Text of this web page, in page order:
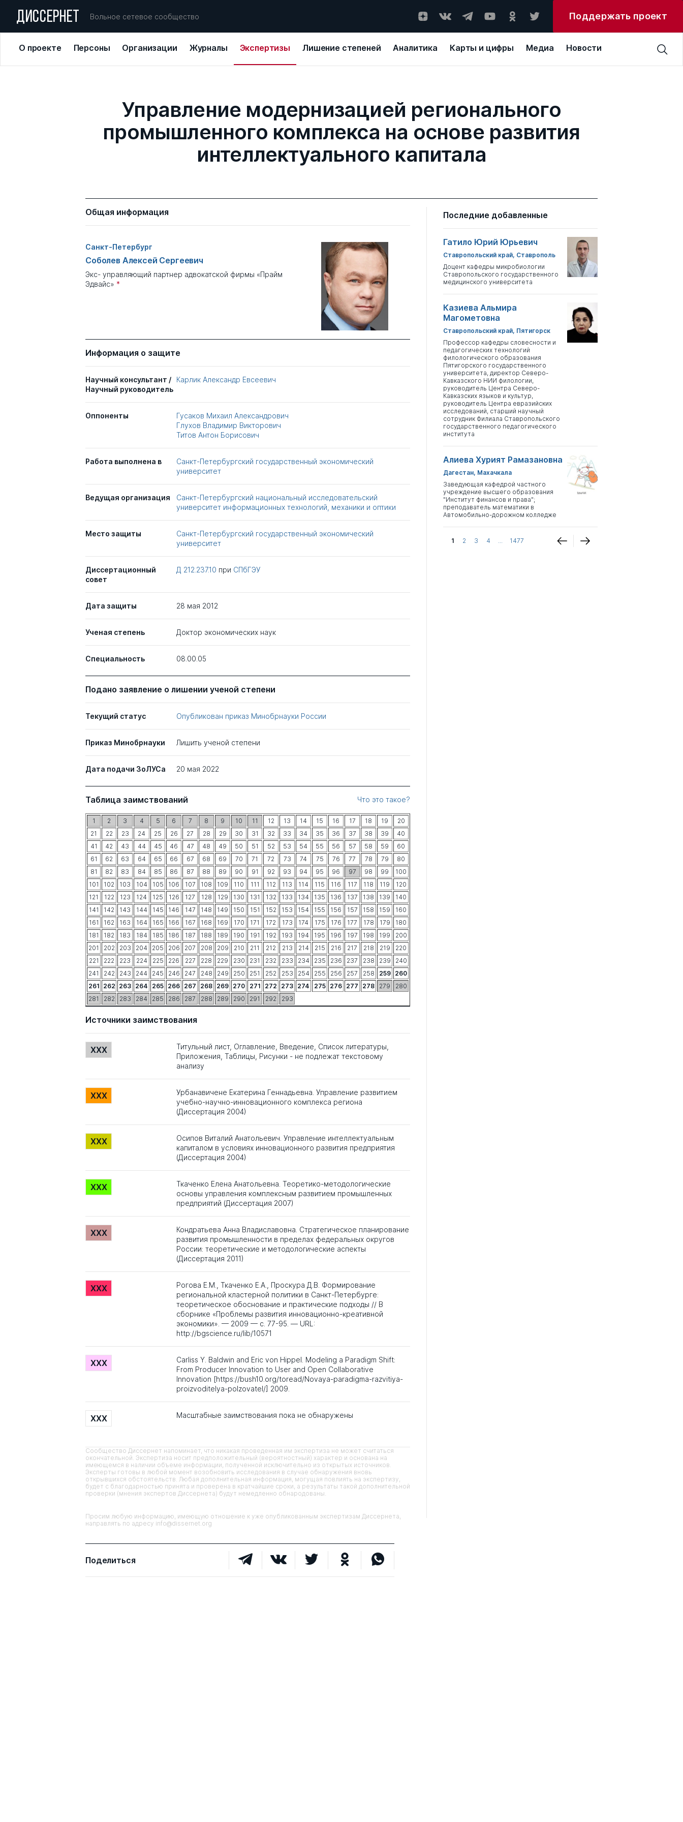
ДИССЕРНЕТ Вольное сетевое сообщество Поддержать проект
О проекте Персоны Организации Журналы Экспертизы Лишение степеней Аналитика Карты и цифры Медиа Новости
Управление модернизацией регионального
промышленного комплекса на основе развития
интеллектуального капитала
Общая информация
Санкт-Петербург
Соболев Алексей Сергеевич
Экс- управляющий партнер адвокатской фирмы «Прайм
Эдвайс» *
Информация о защите
Научный консультант /
Научный руководитель
Карлик Александр Евсеевич
Оппоненты
Гусаков Михаил Александрович
Глухов Владимир Викторович
Титов Антон Борисович
Работа выполнена в
Санкт-Петербургский государственный экономический
университет
Ведущая организация
Санкт-Петербургский национальный исследовательский
университет информационных технологий, механики и оптики
Место защиты
Санкт-Петербургский государственный экономический
университет
Диссертационный
совет
Д 212.237.10 при СПбГЭУ
Дата защиты 28 мая 2012
Ученая степень Доктор экономических наук
Специальность 08.00.05
Подано заявление о лишении ученой степени
Текущий статус Опубликован приказ Минобрнауки России
Приказ Минобрнауки Лишить ученой степени
Дата подачи ЗоЛУСа 20 мая 2022
Таблица заимствований Что это такое?
1 2 3 4 5 6 7 8 9 10 11 12 13 14 15 16 17 18 19
20
21
22 23 24 25 26 27 28 29 30 31 32 33 34 35 36 37 38 39
40
41
42 43 44 45 46 47 48 49 50 51 52 53 54 55 56 57 58 59
60
61
62 63 64 65 66 67 68 69 70 71 72 73 74 75 76 77 78 79
80
81
82 83 84 85 86 87 88 89 90 91 92 93 94 95 96 97 98 99
100
101
102 103 104 105 106 107 108 109 110 111 112 113 114 115 116 117 118 119
120
121
122 123 124 125 126 127 128 129 130 131 132 133 134 135 136 137 138 139
140
141
142 143 144 145 146 147 148 149 150 151 152 153 154 155 156 157 158 159
160
161
162 163 164 165 166 167 168 169 170 171 172 173 174 175 176 177 178 179
180
181
182 183 184 185 186 187 188 189 190 191 192 193 194 195 196 197 198 199
200
201
202 203 204 205 206 207 208 209 210 211 212 213 214 215 216 217 218 219
220
221
222 223 224 225 226 227 228 229 230 231 232 233 234 235 236 237 238 239
240
241
242 243 244 245 246 247 248 249 250 251 252 253 254 255 256 257 258 259
260
261 262 263 264 265 266 267 268 269 270 271 272 273 274 275 276 277 278 279
280
281
282 283 284 285 286 287 288 289 290 291 292 293
Источники заимствования
XXX
Титульный лист, Оглавление, Введение, Список литературы,
Приложения, Таблицы, Рисунки - не подлежат текстовому
анализу
XXX
Урбанавичене Екатерина Геннадьевна. Управление развитием
учебно-научно-инновационного комплекса региона
(Диссертация 2004)
XXX
Осипов Виталий Анатольевич. Управление интеллектуальным
капиталом в условиях инновационного развития предприятия
(Диссертация 2004)
XXX
Ткаченко Елена Анатольевна. Теоретико-методологические
основы управления комплексным развитием промышленных
предприятий (Диссертация 2007)
XXX
Кондратьева Анна Владиславовна. Стратегическое планирование
развития промышленности в пределах федеральных округов
России: теоретические и методологические аспекты
(Диссертация 2011)
XXX
Рогова Е.М., Ткаченко Е.А., Проскура Д.В. Формирование
региональной кластерной политики в Санкт-Петербурге:
теоретическое обоснование и практические подходы // В
сборнике «Проблемы развития инновационно-креативной
экономики». — 2009 — с. 77-95. — URL:
http://bgscience.ru/lib/10571
XXX
Carliss Y. Baldwin and Eric von Hippel. Modeling a Paradigm Shift:
From Producer Innovation to User and Open Collaborative
Innovation [https://bush10.org/toread/Novaya-paradigma-razvitiya-
proizvoditelya-polzovatel/] 2009.
XXX Масштабные заимствования пока не обнаружены
Сообщество Диссернет напоминает, что никакая проведенная им экспертиза не может считаться
окончательной. Экспертиза носит предположительный (вероятностный) характер и основана на
имеющемся в наличии объеме информации, полученной исключительно из открытых источников.
Эксперты готовы в любой момент возобновить исследования в случае обнаружения вновь
открывшихся обстоятельств. Любая дополнительная информация, могущая повлиять на экспертизу,
будет с благодарностью принята и проверена в кратчайшие сроки, а результаты такой дополнительной
проверки (мнения экспертов Диссернета) будут немедленно обнародованы.
Просим любую информацию, имеющую отношение к уже опубликованным экспертизам Диссернета,
направлять по адресу info@dissernet.org
Поделиться
Последние добавленные
Гатило Юрий Юрьевич
Ставропольский край, Ставрополь
Доцент кафедры микробиологии
Ставропольского государственного
медицинского университета
Казиева Альмира
Магометовна
Ставропольский край, Пятигорск
Профессор кафедры словесности и
педагогических технологий
филологического образования
Пятигорского государственного
университета, директор Северо-
Кавказского НИИ филологии,
руководитель Центра Северо-
Кавказских языков и культур,
руководитель Центра евразийских
исследований, старший научный
сотрудник Филиала Ставропольского
государственного педагогического
института
Алиева Хурият Рамазановна
Дагестан, Махачкала
Заведующая кафедрой частного
учреждение высшего образования
"Институт финансов и права";
преподаватель математики в
Автомобильно-дорожном колледже
1 2 3 4 ... 1477